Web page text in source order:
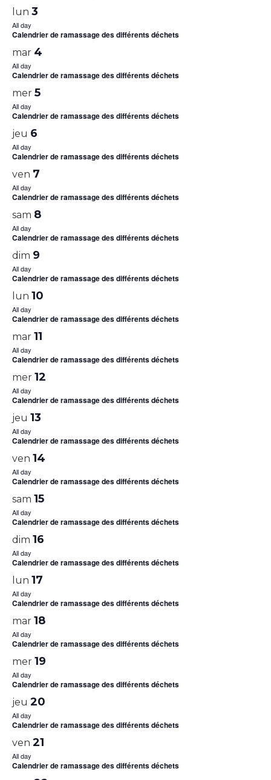
lun 3
All day
Calendrier de ramassage des différents déchets
mar 4
All day
Calendrier de ramassage des différents déchets
mer 5
All day
Calendrier de ramassage des différents déchets
jeu 6
All day
Calendrier de ramassage des différents déchets
ven 7
All day
Calendrier de ramassage des différents déchets
sam 8
All day
Calendrier de ramassage des différents déchets
dim 9
All day
Calendrier de ramassage des différents déchets
lun 10
All day
Calendrier de ramassage des différents déchets
mar 11
All day
Calendrier de ramassage des différents déchets
mer 12
All day
Calendrier de ramassage des différents déchets
jeu 13
All day
Calendrier de ramassage des différents déchets
ven 14
All day
Calendrier de ramassage des différents déchets
sam 15
All day
Calendrier de ramassage des différents déchets
dim 16
All day
Calendrier de ramassage des différents déchets
lun 17
All day
Calendrier de ramassage des différents déchets
mar 18
All day
Calendrier de ramassage des différents déchets
mer 19
All day
Calendrier de ramassage des différents déchets
jeu 20
All day
Calendrier de ramassage des différents déchets
ven 21
All day
Calendrier de ramassage des différents déchets